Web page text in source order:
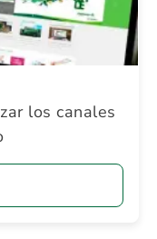
los canales